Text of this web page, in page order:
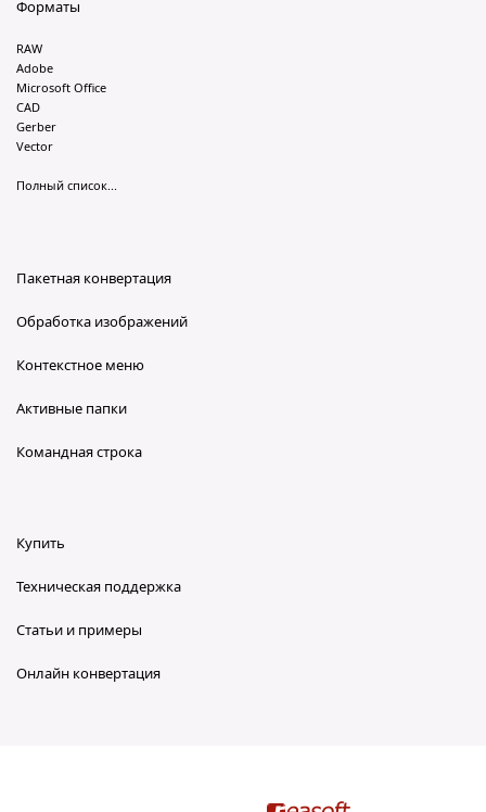
Форматы
RAW
Adobe
Microsoft Office
CAD
Gerber
Vector
Полный список...
Пакетная конвертация
Обработка изображений
Контекстное меню
Активные папки
Командная строка
Купить
Техническая поддержка
Статьи и примеры
Онлайн конвертация